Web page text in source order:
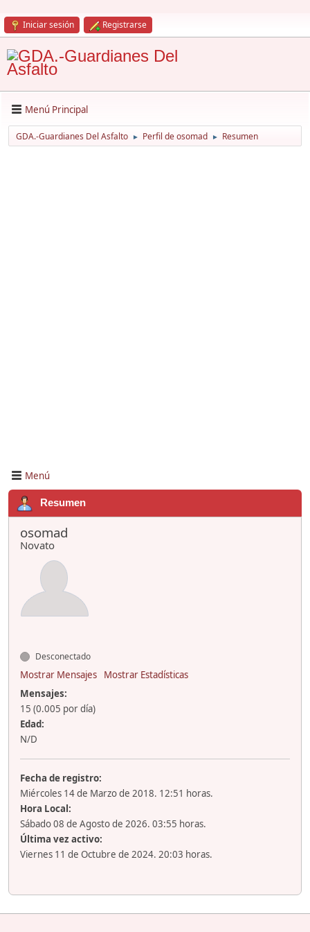
Iniciar sesión Registrarse
Menú Principal
GDA.-Guardianes Del Asfalto ► Perfil de osomad ► Resumen
Menú
Resumen
osomad
Novato
Desconectado
Mostrar Mensajes
Mostrar Estadísticas
Mensajes:
15 (0.005 por día)
Edad:
N/D
Fecha de registro:
Miércoles 14 de Marzo de 2018. 12:51 horas.
Hora Local:
Sábado 08 de Agosto de 2026. 03:55 horas.
Última vez activo:
Viernes 11 de Octubre de 2024. 20:03 horas.